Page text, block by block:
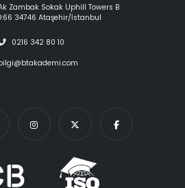
Zambak Sokak Uphill Towers B
34746 Ataşehir/İstanbul
0216 342 80 10